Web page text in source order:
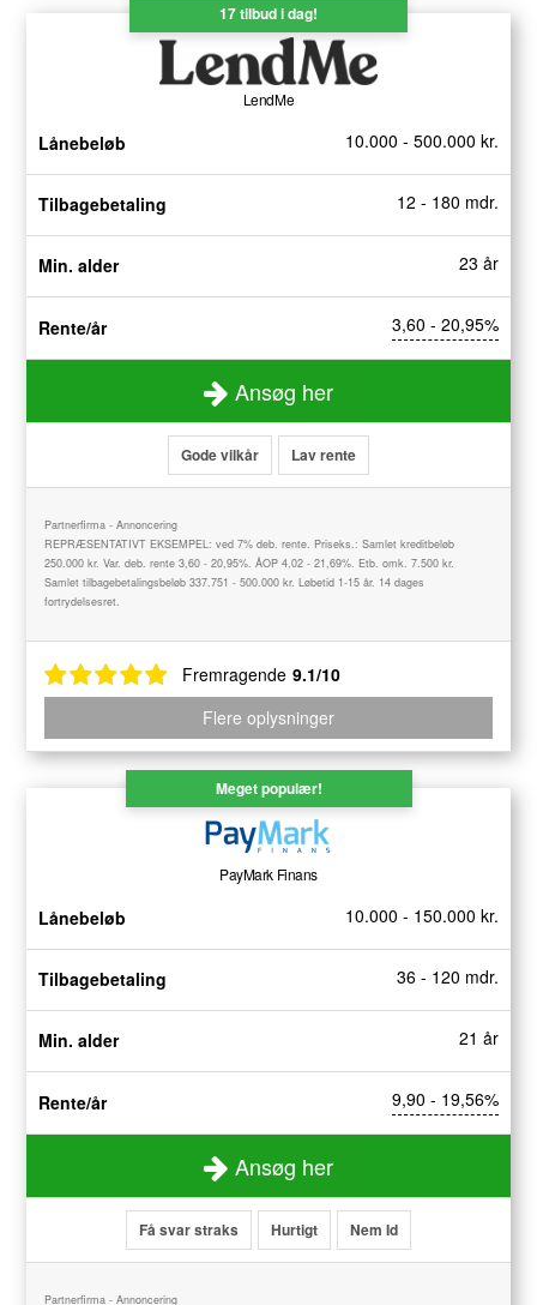
17 tilbud i dag!
LendMe
10.000 - 500.000 kr.
Lånebeløb
12 - 180 mdr.
Tilbagebetaling
23 år
Min. alder
3,60 - 20,95%
Rente/år
Ansøg her
Gode vilkår Lav rente
Partnerfirma - Annoncering
REPRÆSENTATIVT EKSEMPEL: ved 7% deb. rente. Priseks.: Samlet kreditbeløb
250.000 kr. Var. deb. rente 3,60 - 20,95%. ÅOP 4,02 - 21,69%. Etb. omk. 7.500 kr.
Samlet tilbagebetalingsbeløb 337.751 - 500.000 kr. Løbetid 1-15 år. 14 dages
fortrydelsesret.
Fremragende 9.1/10
Flere oplysninger
Meget populær!
PayMark Finans
10.000 - 150.000 kr.
Lånebeløb
36 - 120 mdr.
Tilbagebetaling
21 år
Min. alder
9,90 - 19,56%
Rente/år
Ansøg her
Få svar straks Hurtigt Nem Id
Partnerfirma - Annoncering